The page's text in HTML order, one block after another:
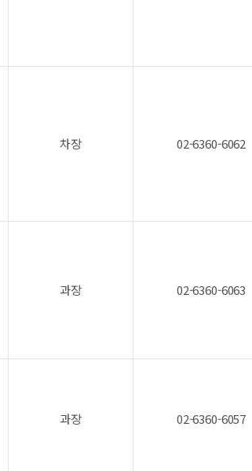
차장 02-6360-6062
과장 02-6360-6063
과장 02-6360-6057